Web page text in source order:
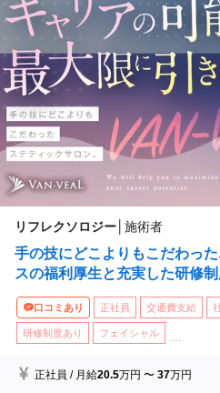
リフレクソロジー 施術者
手の技にどこよりもこだわっ
スの福利厚生と充実した研修
口コミあり 正社員 交通費支給
研修制度あり フェイシャル
正社員 / 月給20.5万円 〜37万円